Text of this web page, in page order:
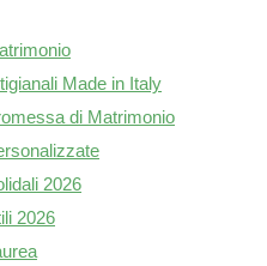
Made in Italy
di Matrimonio
2026
2026